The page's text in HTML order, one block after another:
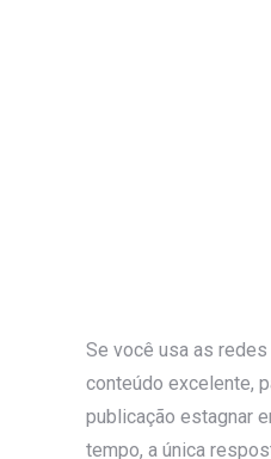
Se você usa as
conteúdo excelente,
publicação estagnar
tempo, a única